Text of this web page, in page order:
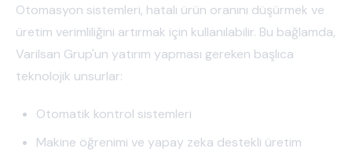
Otomasyon sistemleri, hatalı ürün oranını düşürmek ve
üretim verimliliğini artırmak için kullanılabilir. Bu bağlamda,
Varilsan Grup'un yatırım yapması gereken başlıca
teknolojik unsurlar:
Otomatik kontrol sistemleri
Makine öğrenimi ve yapay zeka destekli üretim